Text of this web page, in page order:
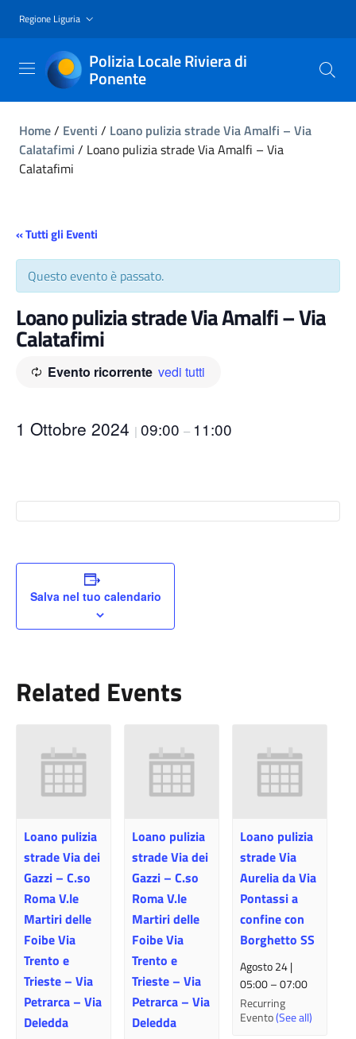
Regione Liguria
Polizia Locale Riviera di
Ponente
Home/ Eventi / Loano pulizia strade Via Amalfi – Via
Calatafimi / Loano pulizia strade Via Amalfi – Via
Calatafimi
« Tutti gli Eventi
Questo evento è passato.
Loano pulizia strade Via Amalfi – Via
Calatafimi
Evento ricorrente vedi tutti
1 Ottobre 2024 | 09:00 – 11:00
Salva nel tuo calendario
Related Events
Loano pulizia
strade Via dei
Gazzi – C.so
Roma V.le
Martiri delle
Foibe Via
Trento e
Trieste – Via
Petrarca – Via
Deledda
Loano pulizia
strade Via dei
Gazzi – C.so
Roma V.le
Martiri delle
Foibe Via
Trento e
Trieste – Via
Petrarca – Via
Deledda
Loano pulizia
strade Via
Aurelia da Via
Pontassi a
confine con
Borghetto SS
Agosto 24 |
05:00–07:00
Recurring
Evento(See all)